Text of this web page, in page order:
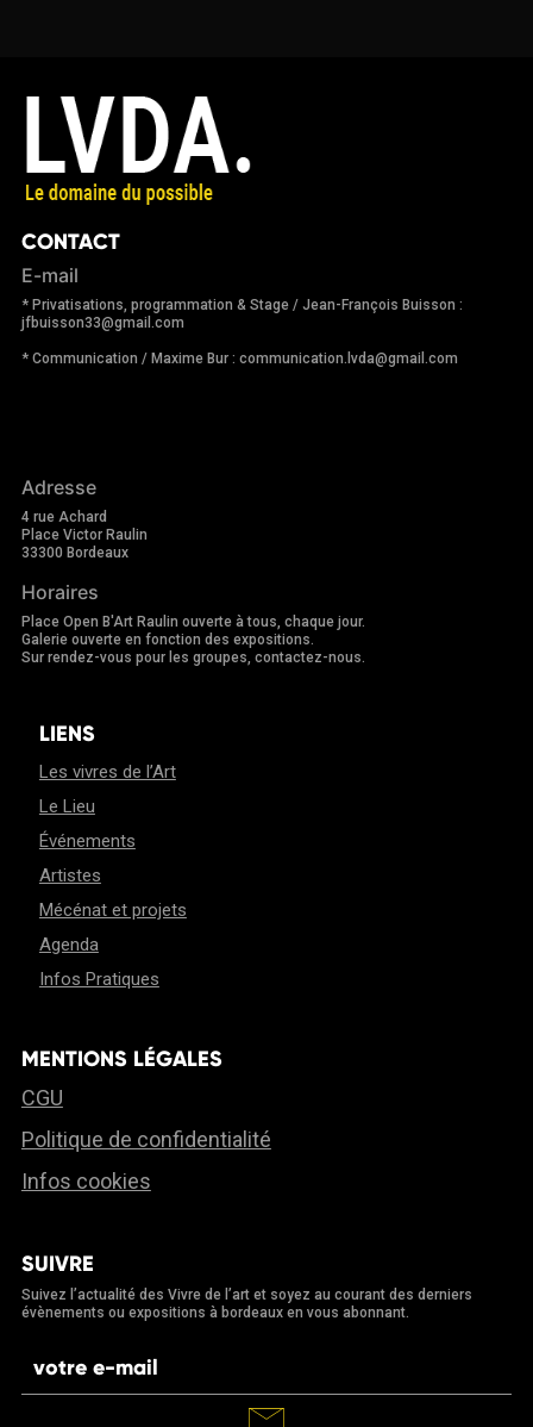
CONTACT
E-mail
* Privatisations, programmation & Stage / Jean-François Buisson :
jfbuisson33@gmail.com
* Communication / Maxime Bur : communication.lvda@gmail.com
Adresse
4 rue Achard
Place Victor Raulin
33300 Bordeaux
Horaires
Place Open B'Art Raulin ouverte à tous, chaque jour.
Galerie ouverte en fonction des expositions.
Sur rendez-vous pour les groupes, contactez-nous.
LIENS
Les vivres de l’Art
Le Lieu
Événements
Artistes
Mécénat et projets
Agenda
Infos Pratiques
MENTIONS LÉGALES
CGU
Politique de confidentialité
Infos cookies
SUIVRE
Suivez l’actualité des Vivre de l’art et soyez au courant des derniers
évènements ou expositions à bordeaux en vous abonnant.